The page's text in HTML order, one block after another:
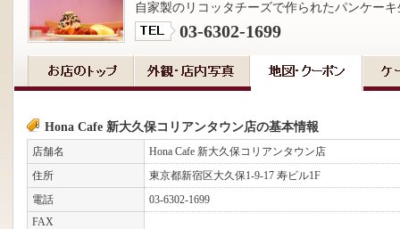
自家製のリコッタチーズで作られたパンケー
03-6302-1699
Hona Cafe 新大久保コリアンタウン店の基本情報
店舗名
Hona Cafe 新大久保コリアンタウン店
住所
東京都新宿区大久保1-9-17 寿ビル1F
電話
03-6302-1699
FAX